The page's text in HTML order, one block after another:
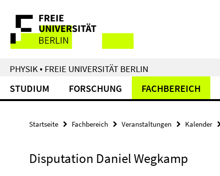
direkt
Inhalt
Service-
Navigation
PHYSIK • FREIE UNIVERSITÄT BERLIN
STUDIUM FORSCHUNG FACHBEREICH
Startseite Fachbereich Veranstaltungen Kalender
Disputation Daniel Wegkamp